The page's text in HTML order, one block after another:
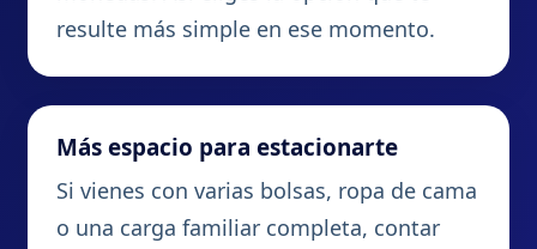
resulte más simple en ese momento.
Más espacio para estacionarte
Si vienes con varias bolsas, ropa de cama
o una carga familiar completa, contar